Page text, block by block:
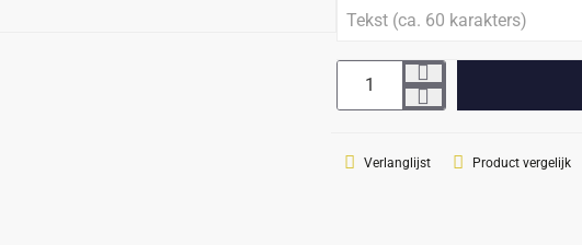
Verlanglijst Product vergelijk